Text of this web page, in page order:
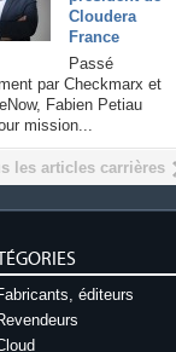
Cloudera
France
Passé
par Checkmarx et
Fabien Petiau
mission...
les articles carrières
éditeurs